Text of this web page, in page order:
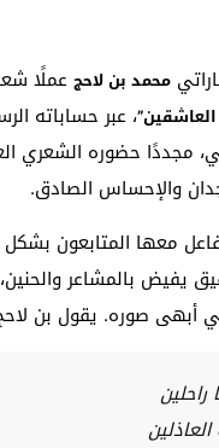
محمد بن لاحجعملًا
، عبر حساباته
مجددًا حضوره الشعري
والإحساس الصادق.
معها المتابعون
يفيض بالمشاعر
أبهى صوره. يقول بن
راحلين